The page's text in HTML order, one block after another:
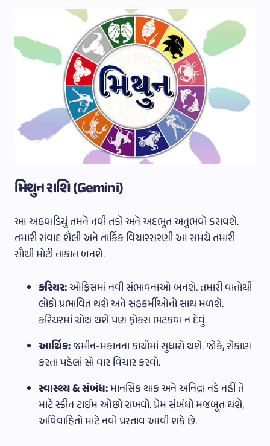
મિથુન રાશિ (Gemini)
આ અઠવાડિયું તમને નવી તકો અને અદભુત અનુભવો કરાવશે.
તમારી સંવાદ શૈલી અને તાર્કિક વિચારસરણી આ સમયે તમારી
સૌથી મોટી તાકાત બનશે.
કરિયર:ઓફિસમાં નવી સંભાવનાઓ બનશે. તમારી વાતોથી
લોકો પ્રભાવિત થશે અને સહકર્મીઓનો સાથ મળશે.
કરિયરમાં ગ્રોથ થશે પણ ફોકસ ભટકવા ન દેવું.
આર્થિક:જમીન-મકાનના કાર્યોમાં સુધારો થશે. જોકે, રોકાણ
કરતા પહેલાં સો વાર વિચાર કરવો.
સ્વાસ્થ્ય & સંબંધ:માનસિક થાક અને અનિદ્રા નડે નહીં તે
માટે સ્ક્રીન ટાઈમ ઓછો રાખવો. પ્રેમ સંબંધો મજબૂત થશે,
અવિવાહિતો માટે નવો પ્રસ્તાવ આવી શકે છે.